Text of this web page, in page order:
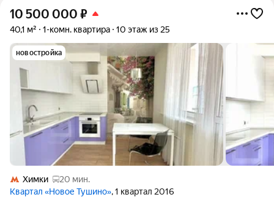
10 500 000 ₽
40,1 м² 1-комн. квартира 10 этаж из 25
новостройка
Химки
20 мин.
Квартал «Новое Тушино», 1 квартал 2016